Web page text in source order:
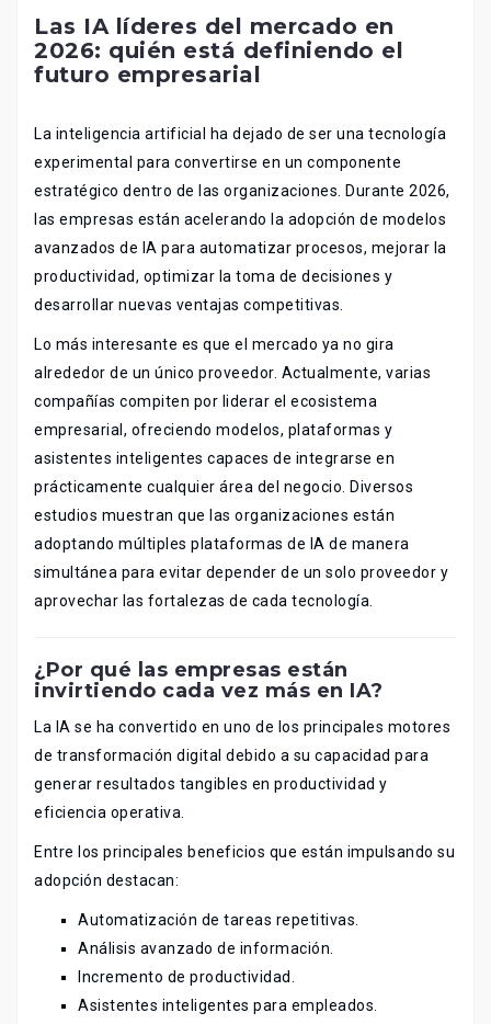
Las IA líderes del mercado en
2026: quién está definiendo el
futuro empresarial
La inteligencia artificial ha dejado de ser una tecnología
experimental para convertirse en un componente
estratégico dentro de las organizaciones. Durante 2026,
las empresas están acelerando la adopción de modelos
avanzados de IA para automatizar procesos, mejorar la
productividad, optimizar la toma de decisiones y
desarrollar nuevas ventajas competitivas.
Lo más interesante es que el mercado ya no gira
alrededor de un único proveedor. Actualmente, varias
compañías compiten por liderar el ecosistema
empresarial, ofreciendo modelos, plataformas y
asistentes inteligentes capaces de integrarse en
prácticamente cualquier área del negocio. Diversos
estudios muestran que las organizaciones están
adoptando múltiples plataformas de IA de manera
simultánea para evitar depender de un solo proveedor y
aprovechar las fortalezas de cada tecnología.
¿Por qué las empresas están
invirtiendo cada vez más en IA?
La IA se ha convertido en uno de los principales motores
de transformación digital debido a su capacidad para
generar resultados tangibles en productividad y
eficiencia operativa.
Entre los principales beneficios que están impulsando su
adopción destacan:
Automatización de tareas repetitivas.
Análisis avanzado de información.
Incremento de productividad.
Asistentes inteligentes para empleados.